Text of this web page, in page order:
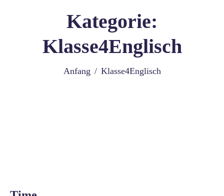
Kategorie:
Klasse4Englisch
Anfang Klasse4Englisch